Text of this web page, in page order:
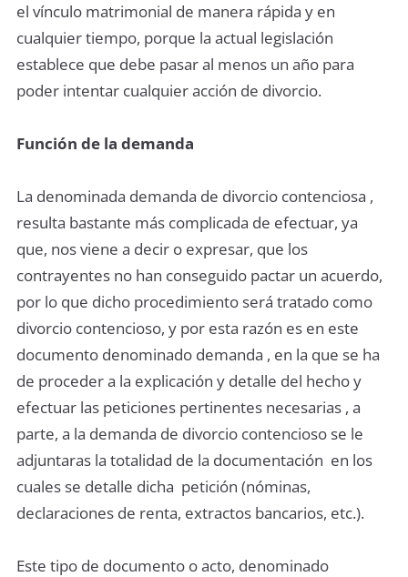
el vínculo matrimonial de manera rápida y en
cualquier tiempo, porque la actual legislación
establece que debe pasar al menos un año para
poder intentar cualquier acción de divorcio.
Función de la demanda
La denominada demanda de divorcio contenciosa ,
resulta bastante más complicada de efectuar, ya
que, nos viene a decir o expresar, que los
contrayentes no han conseguido pactar un acuerdo,
por lo que dicho procedimiento será tratado como
divorcio contencioso, y por esta razón es en este
documento denominado demanda , en la que se ha
de proceder a la explicación y detalle del hecho y
efectuar las peticiones pertinentes necesarias , a
parte, a la demanda de divorcio contencioso se le
adjuntaras la totalidad de la documentación en los
cuales se detalle dicha petición (nóminas,
declaraciones de renta, extractos bancarios, etc.).
Este tipo de documento o acto, denominado